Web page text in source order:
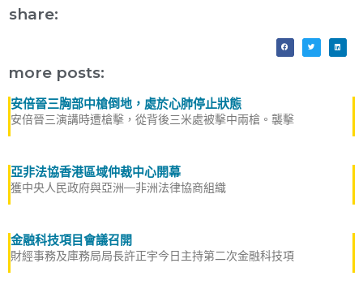
share:
more posts:
安倍晉三胸部中槍倒地，處於心肺停止狀態
安倍晉三演講時遭槍擊，從背後三米處被擊中兩槍。襲擊
亞非法協香港區域仲裁中心開幕
獲中央人民政府與亞洲—非洲法律協商組織
金融科技項目會議召開
財經事務及庫務局局長許正宇今日主持第二次金融科技項